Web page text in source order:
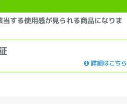
する使用感が見られる商品になりま
詳細はこちら
クPC